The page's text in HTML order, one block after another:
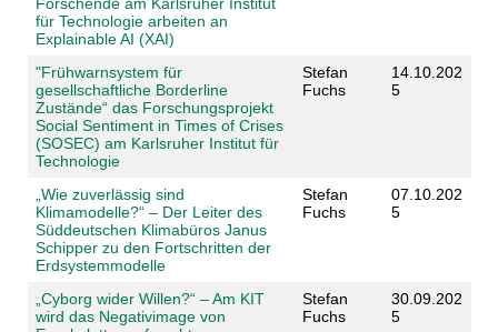
für Technologie arbeiten an
Explainable AI (XAI)
"Frühwarnsystem für
gesellschaftliche Borderline
Zustände“ das Forschungsprojekt
Social Sentiment in Times of Crises
(SOSEC) am Karlsruher Institut für
Technologie
Stefan
Fuchs
14.10.202
5
„Wie zuverlässig sind
Klimamodelle?“ – Der Leiter des
Süddeutschen Klimabüros Janus
Schipper zu den Fortschritten der
Erdsystemmodelle
Stefan
Fuchs
07.10.202
5
„Cyborg wider Willen?“ – Am KIT
wird das Negativimage von
Stefan
Fuchs
30.09.202
5